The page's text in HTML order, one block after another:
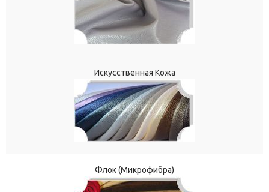
Искусственная Кожа
Флок (Микрофибра)